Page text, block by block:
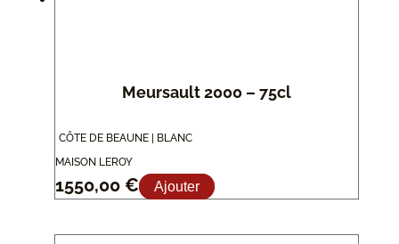
Meursault 2000 – 75cl
CÔTE DE BEAUNE | BLANC
MAISON LEROY
1550,00 € Ajouter